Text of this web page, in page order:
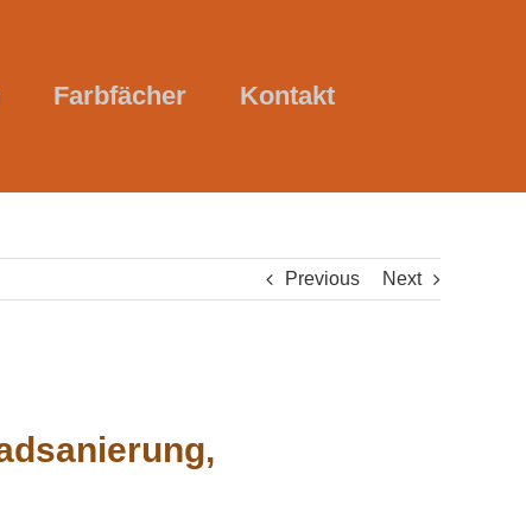
Farbfächer Kontakt
Previous Next